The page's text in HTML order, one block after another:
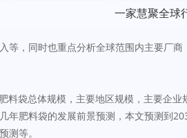
一家慧聚全球
等，同时也重点分析全球范围内主要厂
袋总体规模，主要地区规模，主要企
肥料袋的发展前景预测，本文预测到
测等。